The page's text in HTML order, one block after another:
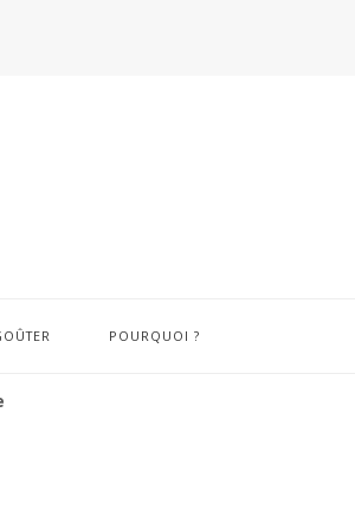
POURQUOI ?